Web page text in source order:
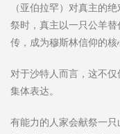
（亚伯拉罕）对真主的
祭时，真主以一只公羊
传，成为穆斯林信仰的核
对于沙特人而言，这不
集体表达。
有能力的人家会献祭一